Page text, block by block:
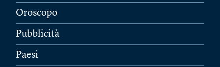
Oroscopo
Pubblicità
Paesi